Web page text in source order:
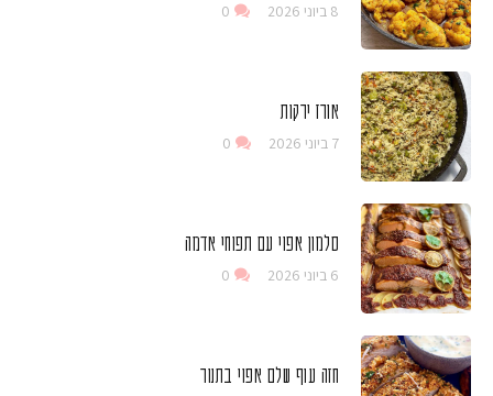
8 ביוני 2026 0
אורז ירקות
7 ביוני 2026 0
סלמון אפוי עם תפוחי אדמה
6 ביוני 2026 0
חזה עוף שלם אפוי בתנור